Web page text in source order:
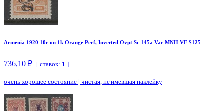
Armenia 1920 10r on 1k Orange Perf, Inverted Ovpt Sc 145a Var MNH VF $125
736,10 ₽ [ ставок: 1 ]
очень хорошее состояние | чистая, не имевшая наклейку